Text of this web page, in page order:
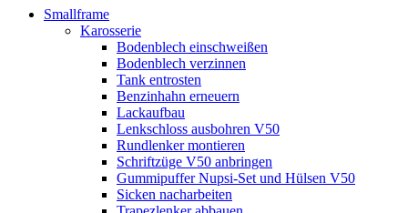
Smallframe
Karosserie
Bodenblech einschweißen
Bodenblech verzinnen
Tank entrosten
Benzinhahn erneuern
Lackaufbau
Lenkschloss ausbohren V50
Rundlenker montieren
Schriftzüge V50 anbringen
Gummipuffer Nupsi-Set und Hülsen V50
Sicken nacharbeiten